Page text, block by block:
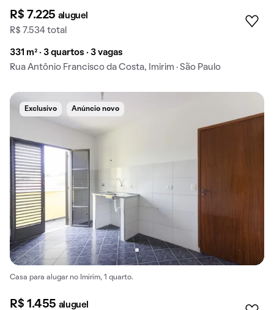
R$ 7.225 aluguel
R$ 7.534 total
331 m² · 3 quartos · 3 vagas
Rua Antônio Francisco da Costa, Imirim · São Paulo
Exclusivo Anúncio novo
Casa para alugar no Imirim, 1 quarto.
R$ 1.455 aluguel